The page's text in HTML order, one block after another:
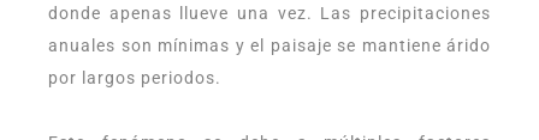
donde apenas llueve una vez. Las precipitaciones
anuales son mínimas y el paisaje se mantiene árido
por largos periodos.